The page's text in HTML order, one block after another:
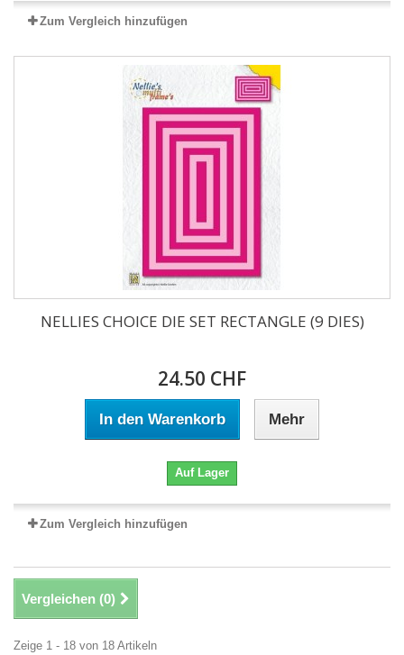
Zum Vergleich hinzufügen
NELLIES CHOICE DIE SET RECTANGLE (9 DIES)
24.50 CHF
In den Warenkorb Mehr
Auf Lager
Zum Vergleich hinzufügen
Vergleichen (0)
Zeige 1 - 18 von 18 Artikeln